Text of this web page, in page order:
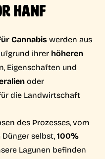
HANF
Cannabiswerden aus
ihrer höheren
Eigenschaften und
oder
die Landwirtschaft
des Prozesses, vom
selbst,100%
Lagunen befinden